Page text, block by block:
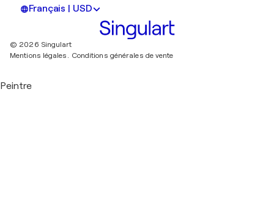
Français | USD
© 2026 Singulart
Mentions légales. Conditions générales de vente
Peintre